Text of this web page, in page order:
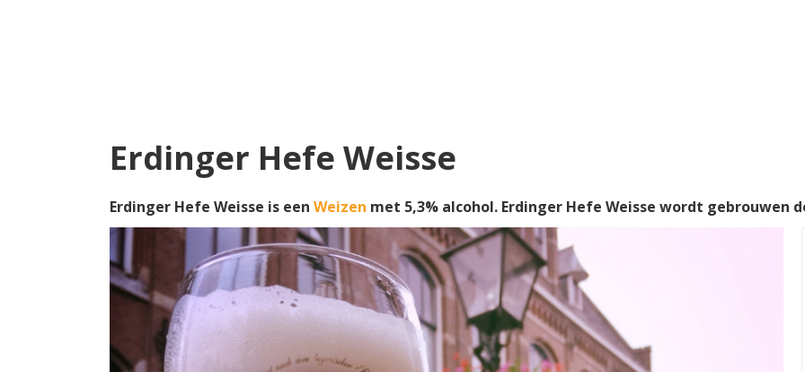
Erdinger Hefe Weisse
Erdinger Hefe Weisse is een Weizen met 5,3% alcohol. Erdinger Hefe Weisse wordt gebrouwen